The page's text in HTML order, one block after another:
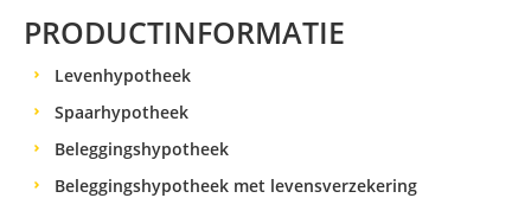
PRODUCTINFORMATIE
Levenhypotheek
Spaarhypotheek
Beleggingshypotheek
Beleggingshypotheek met levensverzekering